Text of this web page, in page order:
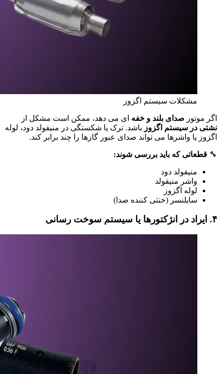
مشکلات سیستم اگزوز
اگر موتور صدای بلند و خفه‌ ای می‌ دهد، ممکن است مشکل از
نشتی در سیستم اگزوز باشد. ترک یا شکستگی در منیفولد دود، لوله
اگزوز یا واشرها می‌ تواند صدای عبور گازها را چند برابر کند.
🔧 قطعاتی که باید بررسی شوند:
منیفولد دود
واشر منیفولد
لوله اگزوز
سایلنسر (خنثی‌ کننده صدا)
۴. ایراد در انژکتورها یا سیستم سوخت‌ رسانی